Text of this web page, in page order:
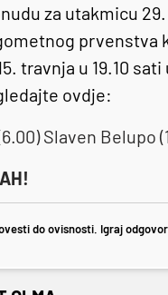
za utakmicu
prvenstva
travnja u 19.10 sati
ovdje:
Slaven Belupo
do ovisnosti. Igraj